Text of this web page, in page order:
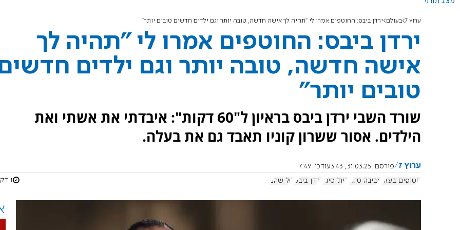
ערוץ 7 בעולם ירדן ביבס: החוטפים אמרו לי "תהיה לך אישה חדשה, טובה יותר וגם ילדים חדשים טובים יותר"
ירדן ביבס: החוטפים אמרו לי "תהיה לך
אישה חדשה, טובה יותר וגם ילדים
טובים יותר"
שורד השבי ירדן ביבס בראיון ל"60 דקות": איבדתי את אשתי ואת
הילדים. אסור ששרון קוניו תאבד גם את בעלה.
ערוץ 7 פורסם: 31.03.25, 3:43 עודכן: 7:49
חטופים בעזה
אביבה סיגל קית' סיגל ירדן ביבס טל שהם 1 דקות